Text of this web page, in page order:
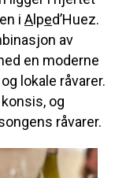
i A lped’Huez.
av
en moderne
lokale råvarer.
og
råvarer.